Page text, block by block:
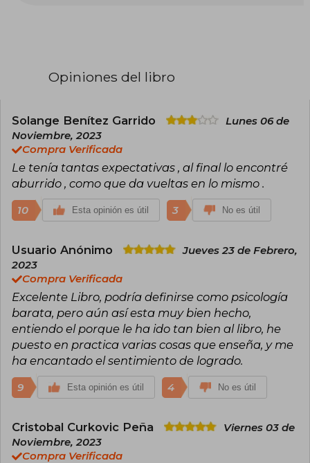
formación en liderazgo. Su salto a la fama llegó
fenómeno internacional y ha sido traducida a
más de 90 idiomas y dialectos, vendiendo
millones de ejemplares en más de 75 países.
A lo largo de su carrera, Sharma ha publicado
otros best sellers como El club de las 5 de la
mañana (2018), El líder que no tenía cargo,
Quién llorará cuando mueras, Guía de grandeza,
El santo, el surfista y el CEO, y Cartas secretas
consolidándose como referente en hábitos,
disciplina y transformación personal. Sharma ha
distinguido con reconocimientos como el
Golden Gavel Award de Toastmasters
International. Elegido entre los cinco mejores
expertos en liderazgo global y en el Top 30 de
Global Gurus Leadership Professionals, su
mensaje ha impactado a líderes, empresarios y
lectores de todo el mundo.
Opiniones del libro
Solange Benítez Garrido
Lunes 06 de
Noviembre, 2023
Compra Verificada
Le tenía tantas expectativas , al final lo encontré
aburrido , como que da vueltas en lo mismo .
10 Esta opinión es útil 3 No es útil
Usuario Anónimo
Jueves 23 de Febrero,
2023
Compra Verificada
Excelente Libro, podría definirse como psicología
barata, pero aún así esta muy bien hecho,
entiendo el porque le ha ido tan bien al libro, he
puesto en practica varias cosas que enseña, y me
ha encantado el sentimiento de logrado.
9 Esta opinión es útil 4 No es útil
Cristobal Curkovic Peña
Viernes 03 de
Noviembre, 2023
Compra Verificada